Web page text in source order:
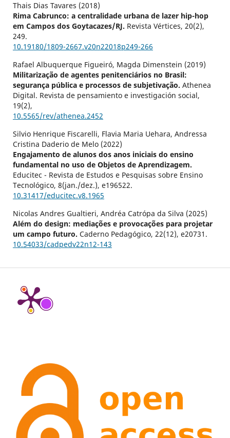
Thais Dias Tavares (2018)
Rima Cabrunco: a centralidade urbana de lazer hip-hop
em Campos dos Goytacazes/RJ. Revista Vértices, 20(2),
249.
10.19180/1809-2667.v20n22018p249-266
Rafael Albuquerque Figueiró, Magda Dimenstein (2019)
Militarização de agentes penitenciários no Brasil:
segurança pública e processos de subjetivação. Athenea
Digital. Revista de pensamiento e investigación social,
19(2),
10.5565/rev/athenea.2452
Silvio Henrique Fiscarelli, Flavia Maria Uehara, Andressa
Cristina Daderio de Melo (2022)
Engajamento de alunos dos anos iniciais do ensino
fundamental no uso de Objetos de Aprendizagem.
Educitec - Revista de Estudos e Pesquisas sobre Ensino
Tecnológico, 8(jan./dez.), e196522.
10.31417/educitec.v8.1965
Nicolas Andres Gualtieri, Andréa Catrópa da Silva (2025)
Além do design: mediações e provocações para projetar
um campo futuro. Caderno Pedagógico, 22(12), e20731.
10.54033/cadpedv22n12-143